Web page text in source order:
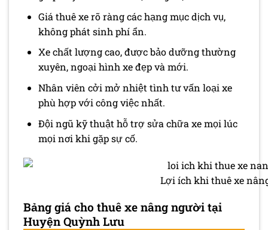
Giá thuê xe rõ ràng các hạng mục dịch vụ,
không phát sinh phí ẩn.
Xe chất lượng cao, được bảo dưỡng thường
xuyên, ngoại hình xe đẹp và mới.
Nhân viên cởi mở nhiệt tình tư vấn loại xe
phù hợp với công việc nhất.
Đội ngũ kỹ thuật hỗ trợ sửa chữa xe mọi lúc
mọi nơi khi gặp sự cố.
Lợi ích khi thuê xe
Bảng giá cho thuê xe nâng người tại
Huyện Quỳnh Lưu